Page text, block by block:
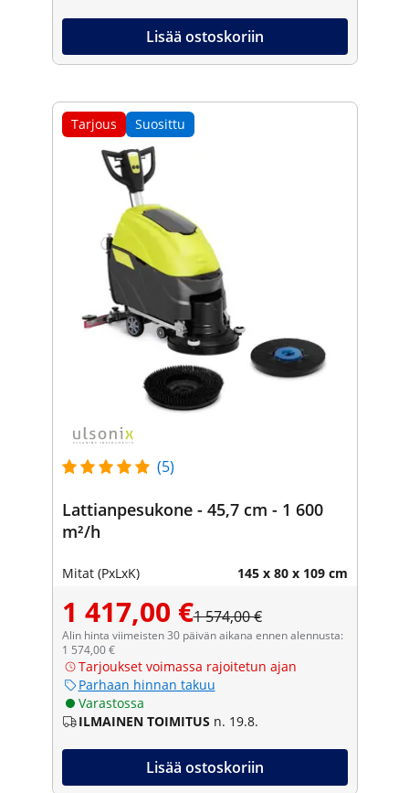
Lisää ostoskoriin
Tarjous Suosittu
(5)
Lattianpesukone - 45,7 cm - 1 600
m²/h
Mitat (PxLxK) 145 x 80 x 109 cm
1 417,00 €1 574,00 €
Alin hinta viimeisten 30 päivän aikana ennen alennusta:
1 574,00 €
Tarjoukset voimassa rajoitetun ajan
Parhaan hinnan takuu
Varastossa
ILMAINEN TOIMITUS n. 19.8.
Lisää ostoskoriin